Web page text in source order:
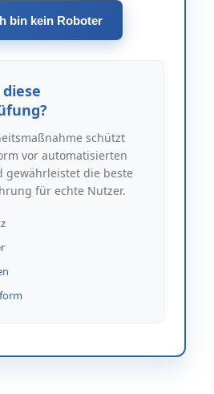
bin kein Roboter
schützt
vor automatisierten
gewährleistet die beste
für echte Nutzer.